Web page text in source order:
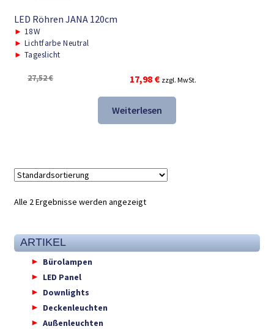
LED Röhren JANA 120cm
► 18W
► Lichtfarbe Neutral
► Tageslicht
27,52€
Ursprünglicher
Preis
war:
27,52 €
17,98 €Aktueller
Preis
ist:
17,98 €.
zzgl. MwSt.
Weiterlesen
Alle 2 Ergebnisse werden angezeigt
ARTIKEL
Bürolampen
LED Panel
Downlights
Deckenleuchten
Außenleuchten